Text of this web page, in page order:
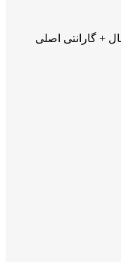
+ گارانتی اصلی